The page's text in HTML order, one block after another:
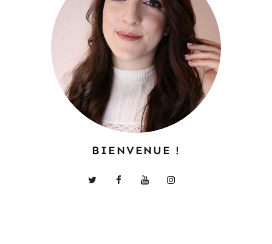
BIENVENUE !